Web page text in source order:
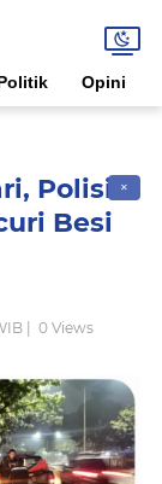
Opini
✕
Polisi
Besi
| 0 Views